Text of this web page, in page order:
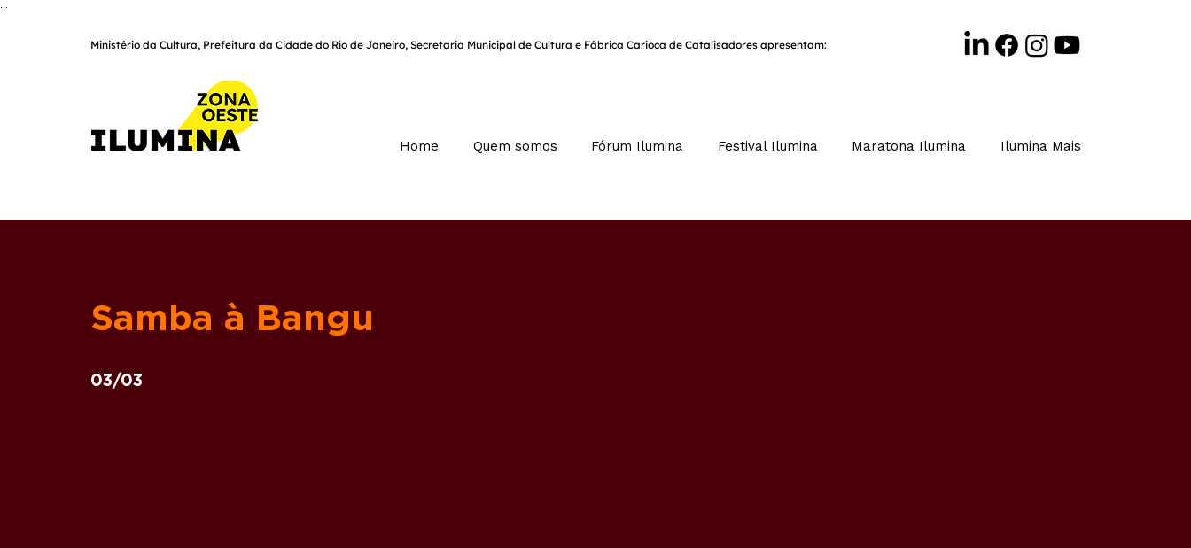
Ministério da Cultura, Prefeitura da Cidade do Rio de Janeiro, Secretaria Municipal de Cultura e Fábrica Carioca de Catalisadores apresentam:
Home Quem somos Fórum Ilumina Festival Ilumina Maratona Ilumina Ilumina Mais
Samba à Bangu
03/03